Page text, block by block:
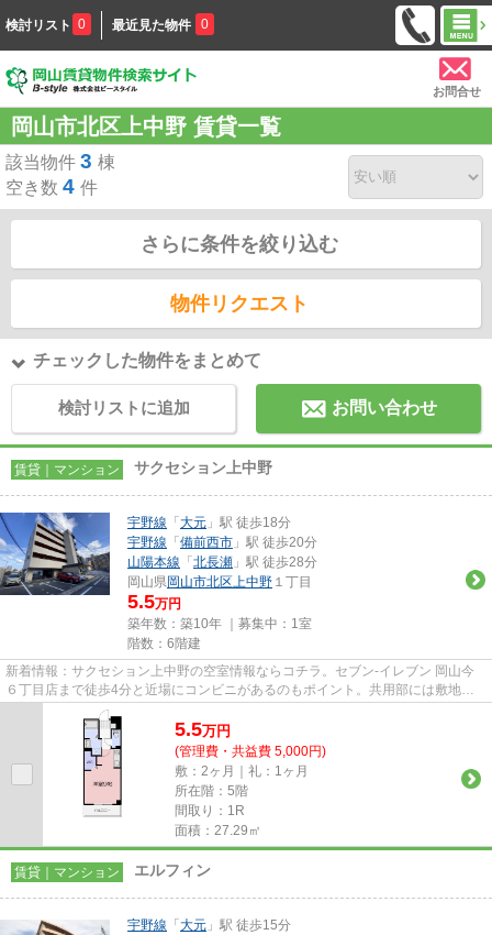
検討リスト 0 最近見た物件 0
お問合せ
岡山市北区上中野 賃貸一覧
該当物件 3 棟
空き数 4 件
さらに条件を絞り込む
物件リクエスト
チェックした物件をまとめて
検討リストに追加 お問い合わせ
賃貸｜マンション サクセション上中野
宇野線 「 大元 」駅 徒歩18分
宇野線 「 備前西市 」駅 徒歩20分
山陽本線 「 北長瀬 」駅 徒歩28分
岡山県岡山市北区上中野 １丁目
5.5万円
築年数：築10年 ｜募集中： 1室
階数：6階建
新着情報：サクセション上中野の空室情報ならコチラ。セブン‐イレブン 岡山今
６丁目店まで徒歩4分と近場にコンビニがあるのもポイント。共用部には敷地内
ごみ置き場・エレベータなどが...
5.5万円
(管理費・共益費 5,000円)
敷：2ヶ月｜礼：1ヶ月
所在階：5階
間取り：1R
面積：27.29㎡
賃貸｜マンション エルフィン
宇野線 「 大元 」駅 徒歩15分